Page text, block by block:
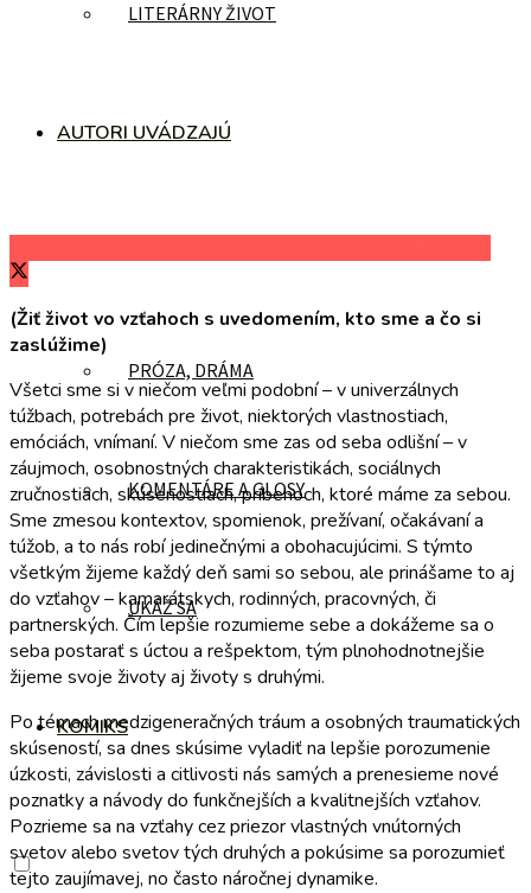
LITERÁRNY ŽIVOT
AUTORI UVÁDZAJÚ
PRÓZA, DRÁMA
KOMENTÁRE A GLOSY
UKÁŽ SA
KOMIKS
(Žiť život vo vzťahoch s uvedomením, kto sme a čo si
zaslúžime)
Všetci sme si v niečom veľmi podobní – v univerzálnych
túžbach, potrebách pre život, niektorých vlastnostiach,
emóciách, vnímaní. V niečom sme zas od seba odlišní – v
záujmoch, osobnostných charakteristikách, sociálnych
zručnostiach, skúsenostiach, príbehoch, ktoré máme za sebou.
Sme zmesou kontextov, spomienok, prežívaní, očakávaní a
túžob, a to nás robí jedinečnými a obohacujúcimi. S týmto
všetkým žijeme každý deň sami so sebou, ale prinášame to aj
do vzťahov – kamarátskych, rodinných, pracovných, či
partnerských. Čím lepšie rozumieme sebe a dokážeme sa o
seba postarať s úctou a rešpektom, tým plnohodnotnejšie
žijeme svoje životy aj životy s druhými.
Po témach medzigeneračných tráum a osobných traumatických
skúseností, sa dnes skúsime vyladiť na lepšie porozumenie
úzkosti, závislosti a citlivosti nás samých a prenesieme nové
poznatky a návody do funkčnejších a kvalitnejších vzťahov.
Pozrieme sa na vzťahy cez priezor vlastných vnútorných
svetov alebo svetov tých druhých a pokúsime sa porozumieť
tejto zaujímavej, no často náročnej dynamike.